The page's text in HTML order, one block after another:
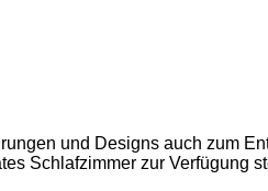
und Designs auch zum
Schlafzimmer zur Verfügung